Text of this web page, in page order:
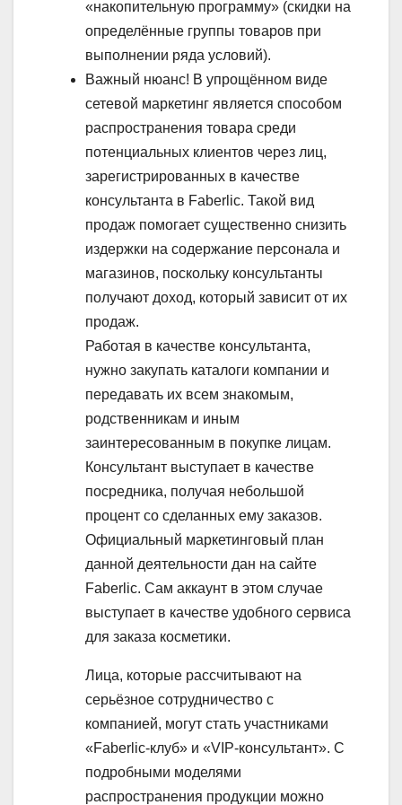
«накопительную программу» (скидки на
определённые группы товаров при
выполнении ряда условий).
Важный нюанс! В упрощённом виде
сетевой маркетинг является способом
распространения товара среди
потенциальных клиентов через лиц,
зарегистрированных в качестве
консультанта в Faberlic. Такой вид
продаж помогает существенно снизить
издержки на содержание персонала и
магазинов, поскольку консультанты
получают доход, который зависит от их
продаж.
Работая в качестве консультанта,
нужно закупать каталоги компании и
передавать их всем знакомым,
родственникам и иным
заинтересованным в покупке лицам.
Консультант выступает в качестве
посредника, получая небольшой
процент со сделанных ему заказов.
Официальный маркетинговый план
данной деятельности дан на сайте
Faberlic. Сам аккаунт в этом случае
выступает в качестве удобного сервиса
для заказа косметики.
Лица, которые рассчитывают на
серьёзное сотрудничество с
компанией, могут стать участниками
«Faberlic-клуб» и «VIP-консультант». С
подробными моделями
распространения продукции можно